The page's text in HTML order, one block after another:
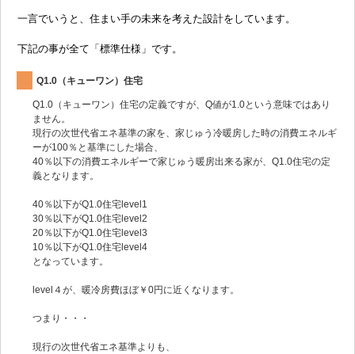
一言でいうと、住まい手の未来を考えた設計をしています。
下記の事が全て「標準仕様」です。
Q1.0（キューワン）住宅
Q1.0（キューワン）住宅の定義ですが、Q値が1.0という意味ではあり
ません。
現行の次世代省エネ基準の家を、家じゅう冷暖房した時の消費エネルギ
ーが100％と基準にした場合、
40％以下の消費エネルギーで家じゅう暖房出来る家が、Q1.0住宅の定
義となります。
40％以下がQ1.0住宅level1
30％以下がQ1.0住宅level2
20％以下がQ1.0住宅level3
10％以下がQ1.0住宅level4
となっています。
level４が、暖冷房費ほぼ￥0円に近くなります。
つまり・・・
現行の次世代省エネ基準よりも、